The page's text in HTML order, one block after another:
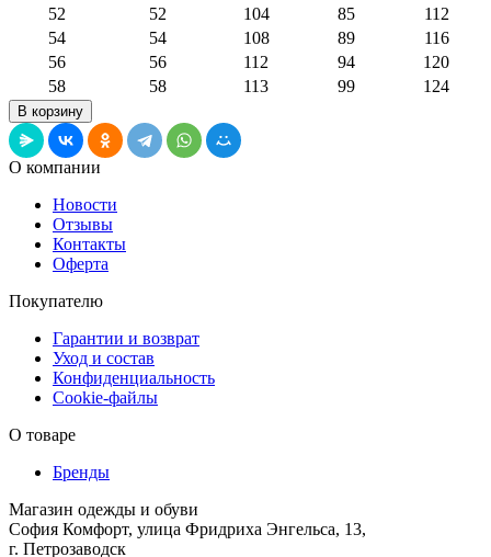
52
52 104 85
112
54
54 108 89
116
56
56 112 94
120
58
58 113 99 124
О компании
Новости
Отзывы
Контакты
Оферта
Покупателю
Гарантии и возврат
Уход и состав
Конфиденциальность
Cookie-файлы
О товаре
Бренды
Магазин одежды и обуви
София Комфорт, улица Фридриха Энгельса, 13,
г. Петрозаводск